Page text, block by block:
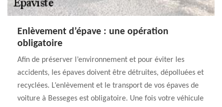
Enlèvement d’épave : une opération
obligatoire
Afin de préserver l’environnement et pour éviter les
accidents, les épaves doivent être détruites, dépolluées et
recyclées. L’enlèvement et le transport de vos épaves de
voiture à Besseges est obligatoire. Une fois votre véhicule